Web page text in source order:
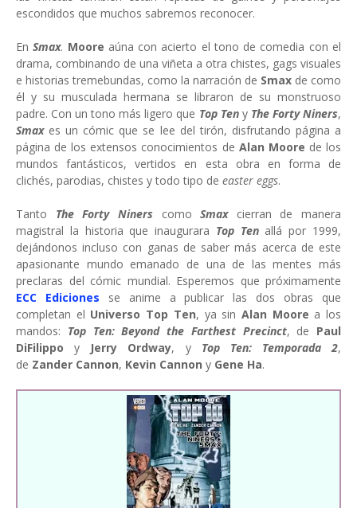
escondidos que muchos sabremos reconocer.
EnSmax. Moore aúna con acierto el tono de comedia con el
drama, combinando de una viñeta a otra chistes, gags visuales
e historias tremebundas, como la narración de Smax de como
él y su musculada hermana se libraron de su monstruoso
padre. Con un tono más ligero que Top Teny The Forty Niners,
Smax es un cómic que se lee del tirón, disfrutando página a
página de los extensos conocimientos de Alan Moore de los
mundos fantásticos, vertidos en esta obra en forma de
clichés, parodias, chistes y todo tipo de easter eggs.
Tanto The Forty Niners comoSmax cierran de manera
magistral la historia que inaugurara Top Tenallá por 1999,
dejándonos incluso con ganas de saber más acerca de este
apasionante mundo emanado de una de las mentes más
preclaras del cómic mundial. Esperemos que próximamente
ECC Ediciones se anime a publicar las dos obras que
completan el Universo Top Ten, ya sin Alan Moore a los
mandos: Top Ten: Beyond the Farthest Precinct, de Paul
DiFilippoy Jerry Ordway, y Top Ten: Temporada 2,
de Zander Cannon, Kevin Cannon y Gene Ha.